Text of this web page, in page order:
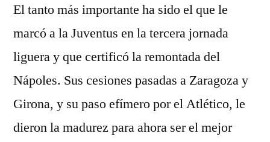
El tanto más importante ha sido el que le
marcó a la Juventus en la tercera jornada
liguera y que certificó la remontada del
Nápoles. Sus cesiones pasadas a Zaragoza y
Girona, y su paso efímero por el Atlético, le
dieron la madurez para ahora ser el mejor